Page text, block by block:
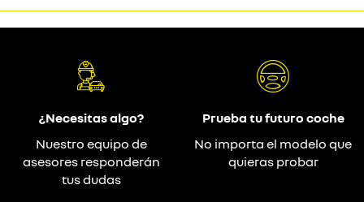
¿Necesitas algo?
Nuestro equipo de
asesores responderán
tus dudas
Prueba tu futuro coche
No importa el modelo que
quieras probar